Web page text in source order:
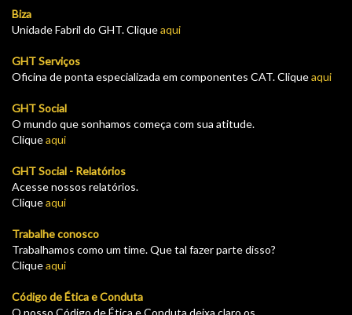
Biza
Unidade Fabril do GHT. Cliqueaqui
GHT Serviços
Oficina de ponta especializada em componentes CAT. Cliqueaqui
GHT Social
O mundo que sonhamos começa com sua atitude.
Cliqueaqui
GHT Social - Relatórios
Acesse nossos relatórios.
Cliqueaqui
Trabalhe conosco
Trabalhamos como um time. Que tal fazer parte disso?
Cliqueaqui
Código de Ética e Conduta